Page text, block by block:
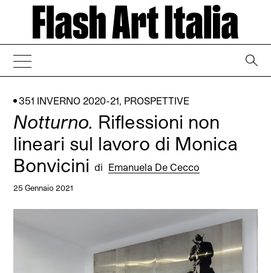
351 INVERNO 2020-21, PROSPETTIVE
Notturno. Riflessioni non
lineari sul lavoro di Monica
Bonvicinidi Emanuela De Cecco
25 Gennaio 2021